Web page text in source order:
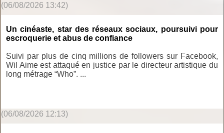
(06/08/2026 13:42)
Un cinéaste, star des réseaux sociaux, poursuivi pour
escroquerie et abus de confiance
Suivi par plus de cinq millions de followers sur Facebook,
Wil Aime est attaqué en justice par le directeur artistique du
long métrage “Who”. ...
(06/08/2026 12:13)